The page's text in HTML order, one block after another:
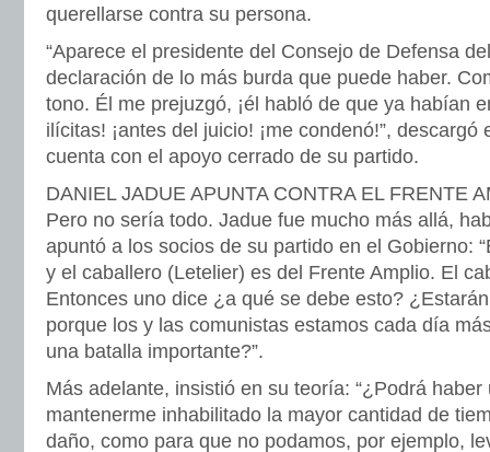
querellarse contra su persona.
“Aparece el presidente del Consejo de Defensa
declaración de lo más burda que puede haber.
tono. Él me prejuzgó, ¡él habló de que ya habían
ilícitas! ¡antes del juicio! ¡me condenó!”, descargó
cuenta con el apoyo cerrado de su partido.
DANIEL JADUE APUNTA CONTRA EL FRENTE
Pero no sería todo. Jadue fue mucho más allá,
apuntó a los socios de su partido en el Gobierno:
y el caballero (Letelier) es del Frente Amplio. El
Entonces uno dice ¿a qué se debe esto?
porque los y las comunistas estamos cada día
una batalla importante?”.
Más adelante, insistió en su teoría: “¿Podrá haber
mantenerme inhabilitado la mayor cantidad de
daño, como para que no podamos, por ejemplo,